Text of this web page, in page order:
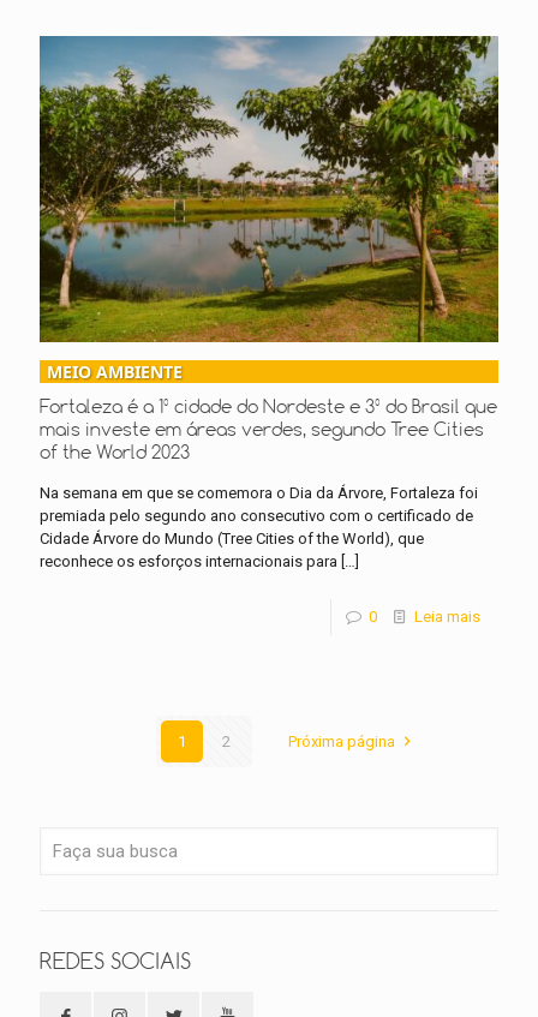
MEIO AMBIENTE
Fortaleza é a 1º cidade do Nordeste e 3º do Brasil que
mais investe em áreas verdes, segundo Tree Cities
of the World 2023
Na semana em que se comemora o Dia da Árvore, Fortaleza foi
premiada pelo segundo ano consecutivo com o certificado de
Cidade Árvore do Mundo (Tree Cities of the World), que
reconhece os esforços internacionais para […]
0 Leia mais
1 2 Próxima página
REDES SOCIAIS